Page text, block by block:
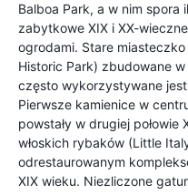
Balboa Park, a w nim spora
zabytkowe XIX i XX-
ogrodami. Stare
Historic Park) zbudowane
często wykorzystywane
Pierwsze kamienice w
powstały w drugiej
włoskich rybaków (Little
odrestaurowanym
XIX wieku. Niezliczone